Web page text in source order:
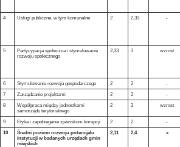
4
Usługi publiczne, w tym komunalne 2 2,33 -
5
Partycypacja społeczna i stymulowanie
rozwoju społecznego
2,33 3 wzrost
6
Stymulowanie rozwoju gospodarczego 2 2 -
7
Zarządzanie projektami 2 2 -
8
Współpraca między jednostkami
samorządu terytorialnego
2 3 wzrost
9
Etyka i zapobieganie zjawiskom korupcji 2 2 -
10
Średni poziom rozwoju potencjału
instytucji w badanych urzędach gmin
miejskich
2,11 2,4 x